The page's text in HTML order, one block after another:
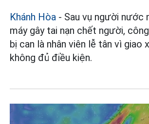
Khánh Hòa - Sau vụ người nước
máy gây tai nạn chết người,
bị can là nhân viên lễ tân vì giao
không đủ điều kiện.